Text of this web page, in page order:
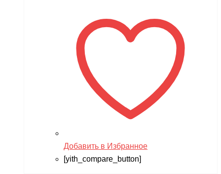
Добавить в Избранное
[yith_compare_button]